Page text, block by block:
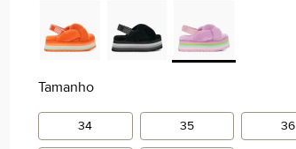
Tamanho
34 35 36